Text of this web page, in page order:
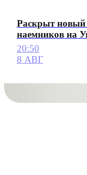
Раскрыт новый
наемников на
20:50
8 АВГ